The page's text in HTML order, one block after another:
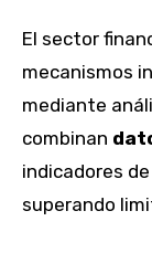
El sector
mecanismos
mediante
combinan
indicadores
superando